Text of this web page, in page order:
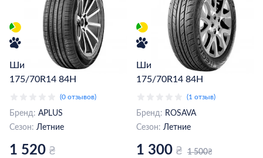
Шина Aplus A609
175/70R14 84H
(0 отзывов)
Бренд: APLUS
Сезон: Летние
1 520 ₴
Шина Rosava Itegro
175/70R14 84H
(1 отзыв)
Бренд: ROSAVA
Сезон: Летние
1 300 ₴ 1 500₴